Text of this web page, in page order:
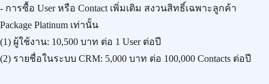
- การซื้อ User หรือ Contact เพิ่มเติม สงวนสิทธิ์เฉพาะลูกค้า
Package Platinum เท่านั้น
(1) ผู้ใช้งาน: 10,500 บาท ต่อ 1 User ต่อปี
(2) รายชื่อในระบบ CRM: 5,000 บาท ต่อ 100,000 Contacts ต่อปี